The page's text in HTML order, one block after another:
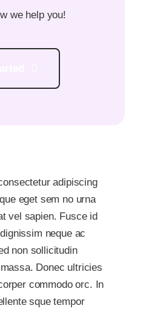
we help you!
adipiscing
eget sem no urna
vel sapien. Fusce id
neque ac
non sollicitudin
Donec ultricies
commodo orc. In
sque tempor